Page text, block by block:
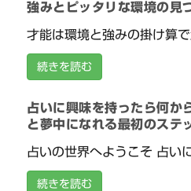
強みとピッタリな環境の見
才能は環境と強みの掛け算で
続きを読む
占いに興味を持ったら何か
と夢中になれる最初のステ
占いの世界へようこそ 占い
続きを読む